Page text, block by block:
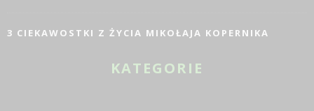
3 CIEKAWOSTKI Z ŻYCIA MIKOŁAJA KOPERNIKA
KATEGORIE